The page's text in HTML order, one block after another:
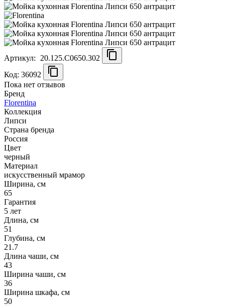
Артикул:
20.125.C0650.302
Код: 36092
Пока нет отзывов
Бренд
Florentina
Коллекция
Липси
Страна бренда
Россия
Цвет
черный
Материал
искусственный мрамор
Ширина, см
65
Гарантия
5 лет
Длина, см
51
Глубина, см
21.7
Длина чаши, см
43
Ширина чаши, см
36
Ширина шкафа, см
50